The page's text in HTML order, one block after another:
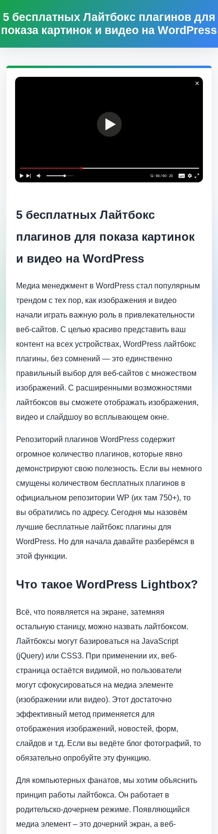
5 бесплатных Лайтбокс плагинов для
показа картинок и видео на WordPress
5 бесплатных Лайтбокс
плагинов для показа картинок
и видео на WordPress
Медиа менеджмент в WordPress стал популярным
трендом с тех пор, как изображения и видео
начали играть важную роль в привлекательности
веб-сайтов. С целью красиво представить ваш
контент на всех устройствах, WordPress лайтбокс
плагины, без сомнений — это единственно
правильный выбор для веб-сайтов с множеством
изображений. С расширенными возможностями
лайтбоксов вы сможете отображать изображения,
видео и слайдшоу во всплывающем окне.
Репозиторий плагинов WordPress содержит
огромное количество плагинов, которые явно
демонстрируют свою полезность. Если вы немного
смущены количеством бесплатных плагинов в
официальном репозитории WP (их там 750+), то
вы обратились по адресу. Сегодня мы назовём
лучшие бесплатные лайтбокс плагины для
WordPress. Но для начала давайте разберёмся в
этой функции.
Что такое WordPress Lightbox?
Всё, что появляется на экране, затемняя
остальную станицу, можно назвать лайтбоксом.
Лайтбоксы могут базироваться на JavaScript
(jQuery) или CSS3. При применении их, веб-
страница остаётся видимой, но пользователи
могут сфокусироваться на медиа элементе
(изображении или видео). Этот достаточно
эффективный метод применяется для
отображения изображений, новостей, форм,
слайдов и т.д. Если вы ведёте блог фотографий, то
обязательно опробуйте эту функцию.
Для компьютерных фанатов, мы хотим объяснить
принцип работы лайтбокса. Он работает в
родительско-дочернем режиме. Появляющийся
медиа элемент – это дочерний экран, а веб-